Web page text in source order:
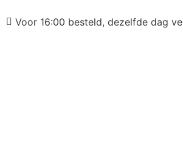
Voor 16:00 besteld, dezelfde dag